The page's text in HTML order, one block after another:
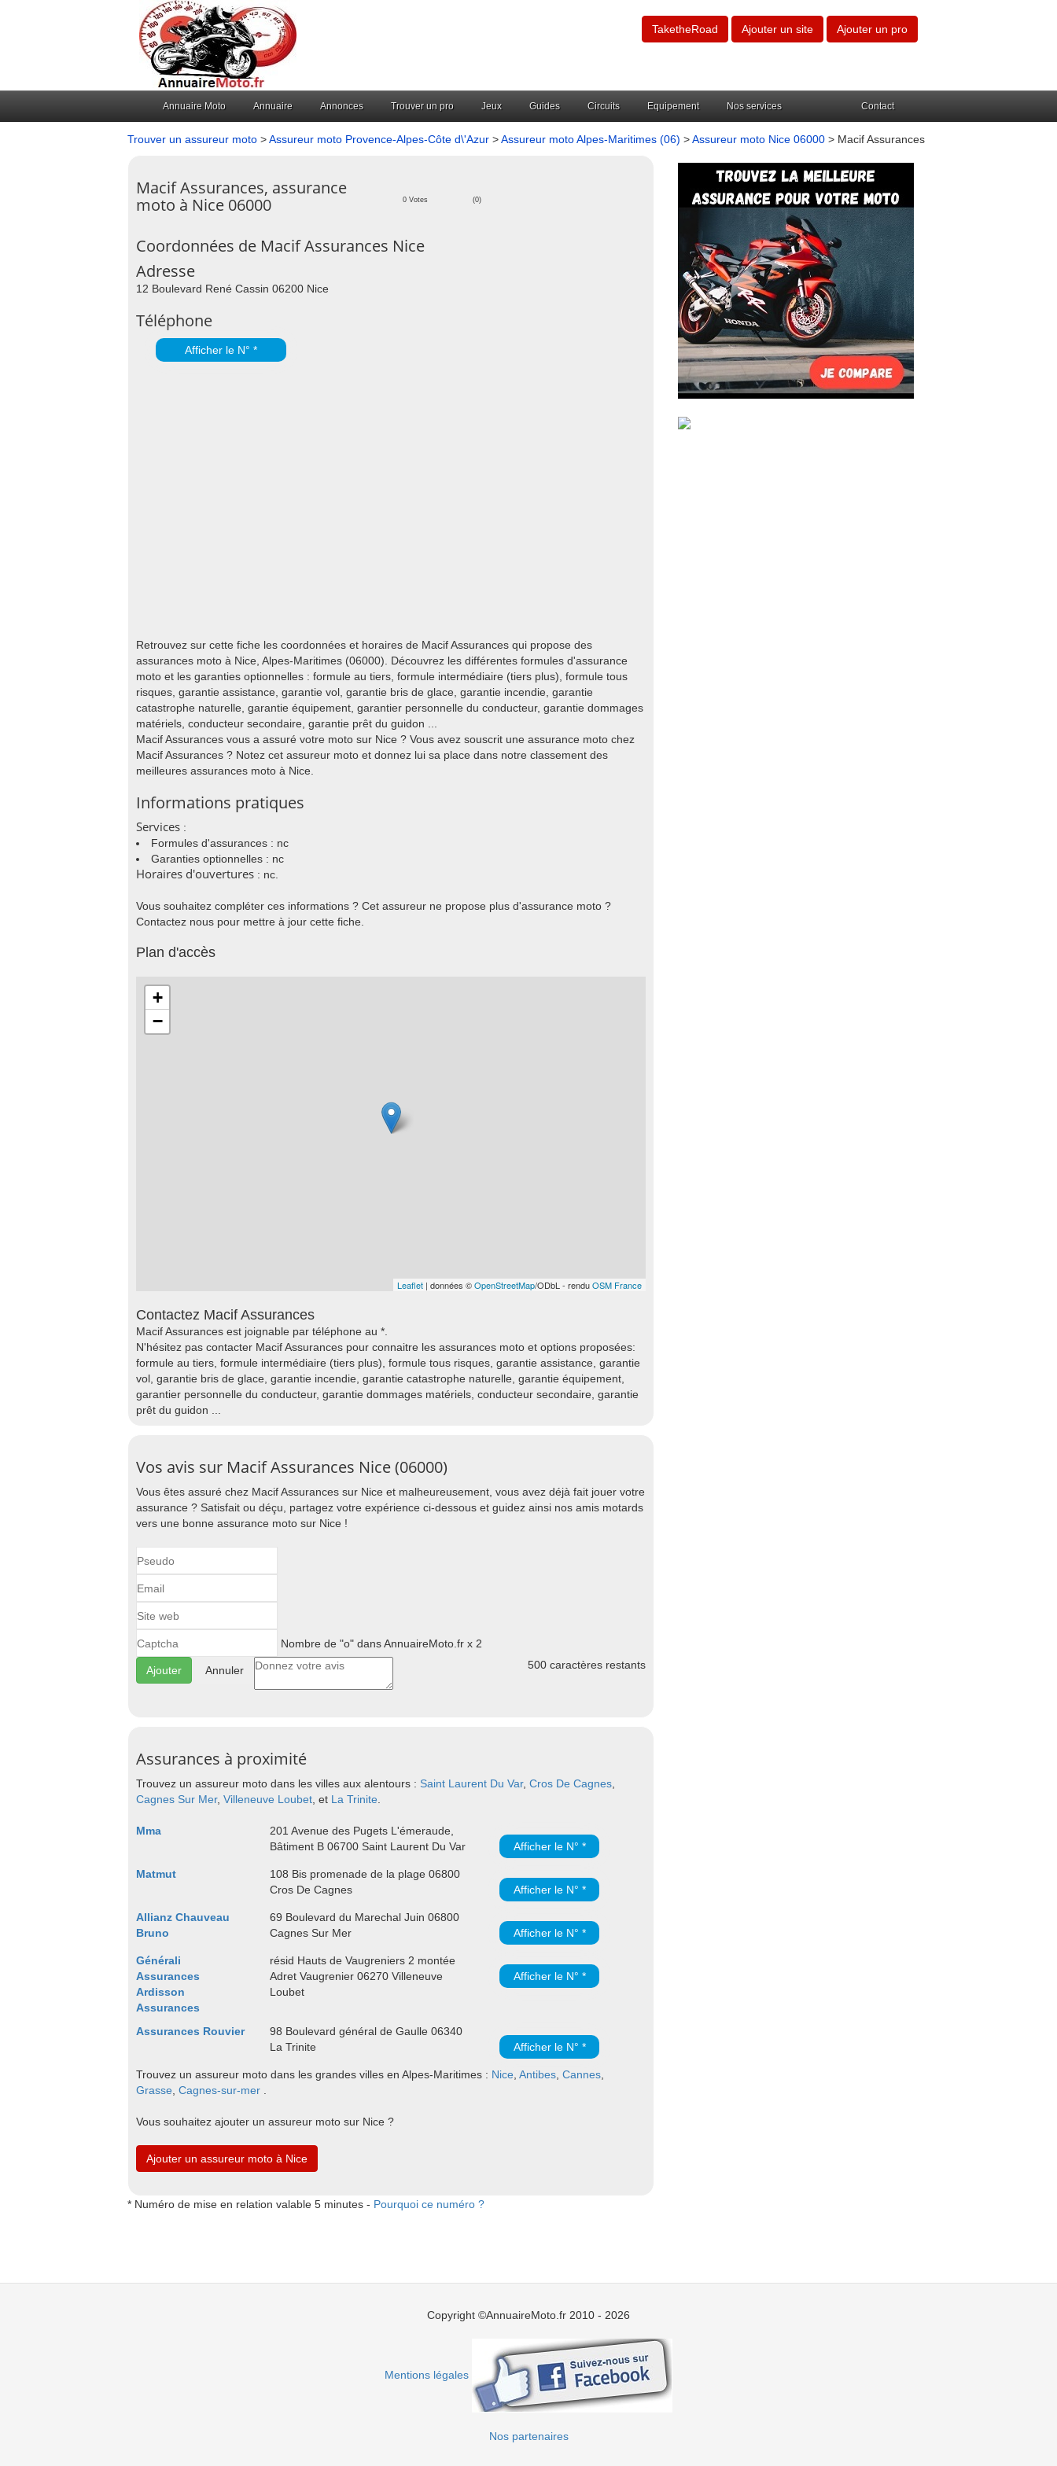
TaketheRoad Ajouter un site Ajouter un pro
Annuaire Moto Annuaire Annonces Trouver un pro Jeux Guides Circuits Equipement Nos services Contact
Trouver un assureur moto >Assureur moto Provence-Alpes-Côte d\'Azur >Assureur moto Alpes-Maritimes (06) >Assureur moto Nice 06000 > Macif Assurances
Macif Assurances, assurance
moto à Nice 06000
0 Votes (0)
Coordonnées de Macif Assurances Nice
Adresse
12 Boulevard René Cassin 06200 Nice
Téléphone
Afficher le N° *
Retrouvez sur cette fiche les coordonnées et horaires de Macif Assurances qui propose des
assurances moto à Nice, Alpes-Maritimes (06000). Découvrez les différentes formules d'assurance
moto et les garanties optionnelles : formule au tiers, formule intermédiaire (tiers plus), formule tous
risques, garantie assistance, garantie vol, garantie bris de glace, garantie incendie, garantie
catastrophe naturelle, garantie équipement, garantier personnelle du conducteur, garantie dommages
matériels, conducteur secondaire, garantie prêt du guidon ...
Macif Assurances vous a assuré votre moto sur Nice ? Vous avez souscrit une assurance moto chez
Macif Assurances ? Notez cet assureur moto et donnez lui sa place dans notre classement des
meilleures assurances moto à Nice.
Informations pratiques
Services :
Formules d'assurances : nc
Garanties optionnelles : nc
Horaires d'ouvertures : nc.
Vous souhaitez compléter ces informations ? Cet assureur ne propose plus d'assurance moto ?
Contactez nous pour mettre à jour cette fiche.
Plan d'accès
+
−
Leaflet | données ©OpenStreetMap/ODbL - renduOSM France
Contactez Macif Assurances
Macif Assurances est joignable par téléphone au *.
N'hésitez pas contacter Macif Assurances pour connaitre les assurances moto et options proposées:
formule au tiers, formule intermédiaire (tiers plus), formule tous risques, garantie assistance, garantie
vol, garantie bris de glace, garantie incendie, garantie catastrophe naturelle, garantie équipement,
garantier personnelle du conducteur, garantie dommages matériels, conducteur secondaire, garantie
prêt du guidon ...
Vos avis sur Macif Assurances Nice (06000)
Vous êtes assuré chez Macif Assurances sur Nice et malheureusement, vous avez déjà fait jouer votre
assurance ? Satisfait ou déçu, partagez votre expérience ci-dessous et guidez ainsi nos amis motards
vers une bonne assurance moto sur Nice !
Nombre de "o" dans AnnuaireMoto.fr x 2
Annuler 500 caractères restants
Assurances à proximité
Trouvez un assureur moto dans les villes aux alentours : Saint Laurent Du Var, Cros De Cagnes
Cagnes Sur Mer, Villeneuve Loubet , et La Trinite
Mma
201 Avenue des Pugets L'émeraude,
Bâtiment B 06700 Saint Laurent Du Var
Afficher le N° *
Matmut
108 Bis promenade de la plage 06800
Cros De Cagnes
Afficher le N° *
Allianz Chauveau
Bruno
69 Boulevard du Marechal Juin 06800
Cagnes Sur Mer
Afficher le N° *
Générali
Assurances
Ardisson
Assurances
résid Hauts de Vaugreniers 2 montée
Adret Vaugrenier 06270 Villeneuve
Loubet
Afficher le N° *
Assurances Rouvier
98 Boulevard général de Gaulle 06340
La Trinite
Afficher le N° *
Trouvez un assureur moto dans les grandes villes en Alpes-Maritimes : Nice Antibes Cannes
Grasse Cagnes-sur-mer
Vous souhaitez ajouter un assureur moto sur Nice ?
Ajouter un assureur moto à Nice
* Numéro de mise en relation valable 5 minutes - Pourquoi ce numéro ?
Copyright ©AnnuaireMoto.fr 2010 - 2026
Mentions légales
Nos partenaires